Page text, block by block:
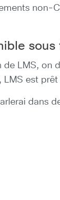
non-
sous
LMS, on
est
dans